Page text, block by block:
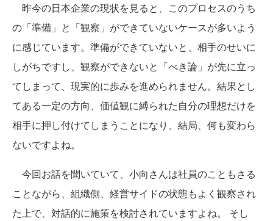
昨今の日本企業の現状を見ると、このプロセスのうち
の「準備」と「観察」ができていないケースが多いよう
に感じています。準備ができていないと、相手のせいに
しがちですし、観察ができないと「べき論」が先に立っ
てしまって、現実的に歩みを進められません。結果とし
てある一定の方向、価値観に縛られた自分の理想だけを
相手に押し付けてしまうことになり、結局、何も変わら
ないですよね。
今回お話を聞いていて、小向さんは社員のこともさる
ことながら、組織側、経営サイドの状態もよく観察され
た上で、対話的に施策を検討されていますよね。 そし